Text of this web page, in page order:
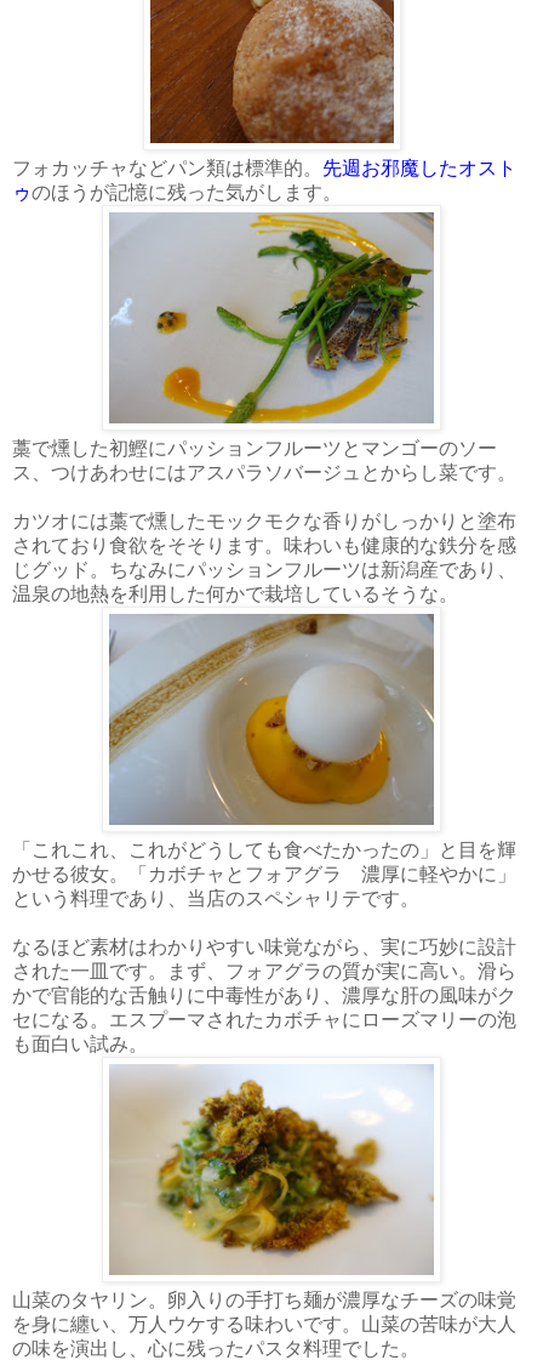
フォカッチャなどパン類は標準的。 先週お邪魔したオスト
ゥのほうが記憶に残った気がします。
藁で燻した初鰹にパッションフルーツとマンゴーのソー
ス、つけあわせにはアスパラソバージュとからし菜です。
カツオには藁で燻したモックモクな香りがしっかりと塗布
されており食欲をそそります。味わいも健康的な鉄分を感
じグッド。ちなみにパッションフルーツは新潟産であり、
温泉の地熱を利用した何かで栽培しているそうな。
「これこれ、これがどうしても食べたかったの」と目を輝
かせる彼女。「カボチャとフォアグラ 濃厚に軽やかに」
という料理であり、当店のスペシャリテです。
なるほど素材はわかりやすい味覚ながら、実に巧妙に設計
された一皿です。まず、フォアグラの質が実に高い。滑ら
かで官能的な舌触りに中毒性があり、濃厚な肝の風味がク
セになる。エスプーマされたカボチャにローズマリーの泡
も面白い試み。
山菜のタヤリン。卵入りの手打ち麺が濃厚なチーズの味覚
を身に纏い、万人ウケする味わいです。山菜の苦味が大人
の味を演出し、心に残ったパスタ料理でした。